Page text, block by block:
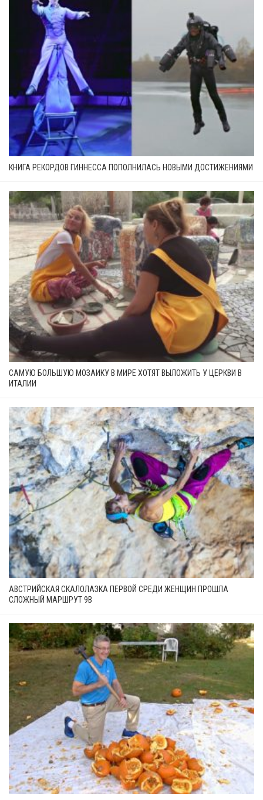
КНИГА РЕКОРДОВ ГИННЕССА ПОПОЛНИЛАСЬ НОВЫМИ ДОСТИЖЕНИЯМИ
САМУЮ БОЛЬШУЮ МОЗАИКУ В МИРЕ ХОТЯТ ВЫЛОЖИТЬ У ЦЕРКВИ В
ИТАЛИИ
АВСТРИЙСКАЯ СКАЛОЛАЗКА ПЕРВОЙ СРЕДИ ЖЕНЩИН ПРОШЛА
СЛОЖНЫЙ МАРШРУТ 9B